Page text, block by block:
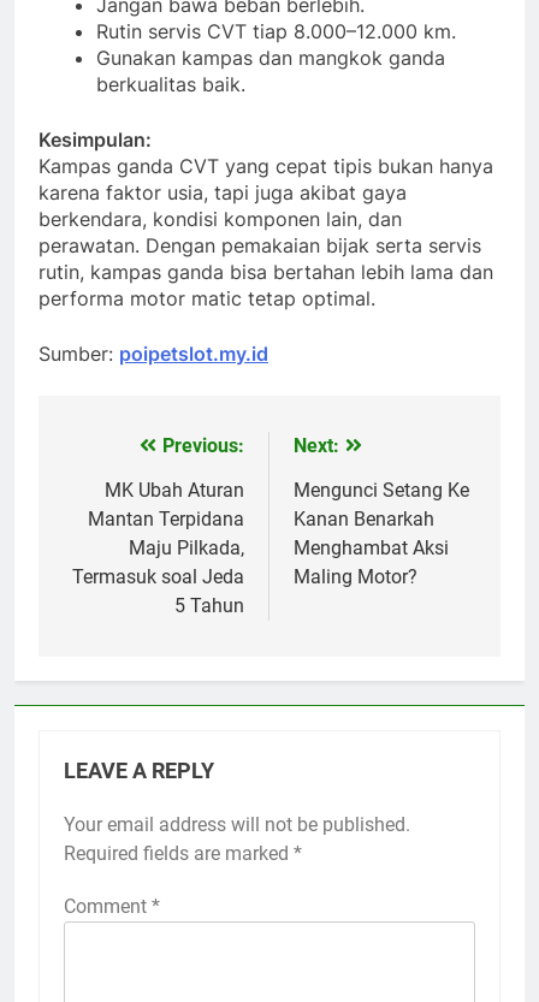
Rutin servis CVT tiap 8.000–12.000 km.
Gunakan kampas dan mangkok ganda
berkualitas baik.
Kesimpulan:
Kampas ganda CVT yang cepat tipis bukan hanya
karena faktor usia, tapi juga akibat gaya
berkendara, kondisi komponen lain, dan
perawatan. Dengan pemakaian bijak serta servis
rutin, kampas ganda bisa bertahan lebih lama dan
performa motor matic tetap optimal.
Sumber: poipetslot.my.id
navigation
Previous:
MK Ubah Aturan
Mantan Terpidana
Maju Pilkada,
Termasuk soal Jeda
5 Tahun
Next:
Mengunci Setang Ke
Kanan Benarkah
Menghambat Aksi
Maling Motor?
LEAVE A REPLY
Your email address will not be published.
Required fields are marked *
Comment *